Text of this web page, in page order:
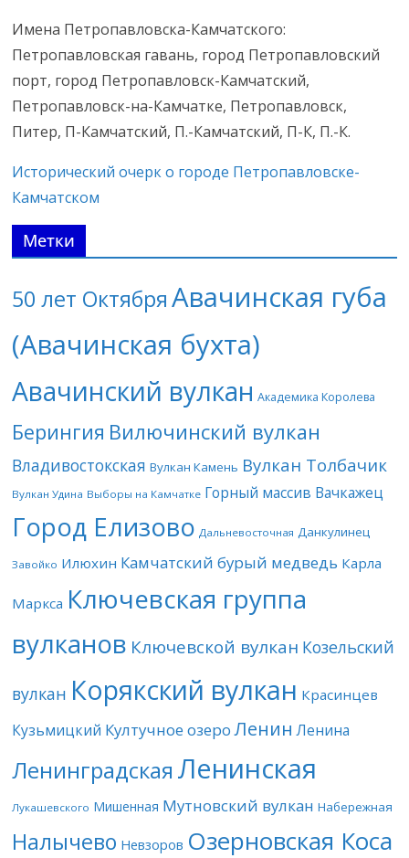
Имена Петропавловска-Камчатского:
Петропавловская гавань, город Петропавловский
порт, город Петропавловск-Камчатский,
Петропавловск-на-Камчатке, Петропавловск,
Питер, П-Камчатский, П.-Камчатский, П-К, П.-К.
Исторический очерк о городе Петропавловске-
Камчатском
Метки
50 лет Октября Авачинская губа
(Авачинская бухта)
Авачинский вулкан Академика Королева
Берингия Вилючинский вулкан
Владивостокская Вулкан Камень Вулкан Толбачик
Вулкан Удина Выборы на Камчатке Горный массив Вачкажец
Город Елизово Дальневосточная Данкулинец
Завойко Илюхин Камчатский бурый медведь Карла
Маркса Ключевская группа
вулканов Ключевской вулкан Козельский
вулкан Корякский вулкан Красинцев
Кузьмицкий Култучное озеро Ленин Ленина
Ленинградская Ленинская
Лукашевского Мишенная Мутновский вулкан Набережная
Налычево Невзоров Озерновская Коса